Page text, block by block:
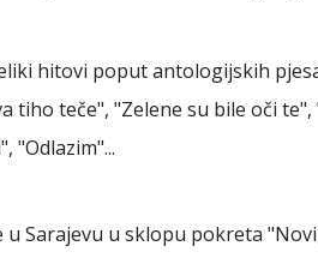
hitovi poput antologijskih
tiho teče", "Zelene su bile oči te",
"Odlazim"...
Sarajevu u sklopu pokreta